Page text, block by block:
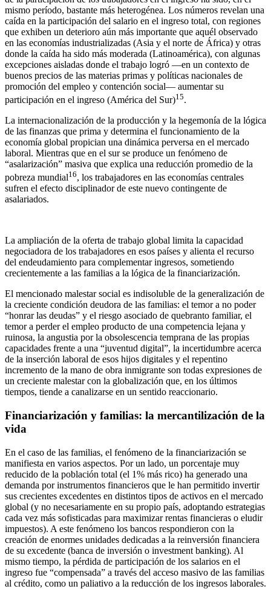
mismo período, bastante más heterogénea. Los números revelan una
caída en la participación del salario en el ingreso total, con regiones
que exhiben un deterioro aún más importante que aquél observado
en las economías industrializadas (Asia y el norte de África) y otras
donde la caída ha sido más moderada (Latinoamérica), con algunas
excepciones aisladas donde el trabajo logró —en un contexto de
buenos precios de las materias primas y políticas nacionales de
promoción del empleo y contención social— aumentar su
participación en el ingreso (América del Sur)15.
La internacionalización de la producción y la hegemonía de la lógica
de las finanzas que prima y determina el funcionamiento de la
economía global propician una dinámica perversa en el mercado
laboral. Mientras que en el sur se produce un fenómeno de
“asalarización” masiva que explica una reducción promedio de la
pobreza mundial16, los trabajadores en las economías centrales
sufren el efecto disciplinador de este nuevo contingente de
asalariados.
La ampliación de la oferta de trabajo global limita la capacidad
negociadora de los trabajadores en esos países y alienta el recurso
del endeudamiento para complementar ingresos, sometiendo
crecientemente a las familias a la lógica de la financiarización.
El mencionado malestar social es indisoluble de la generalización de
la creciente condición deudora de las familias: el temor a no poder
“honrar las deudas” y el riesgo asociado de quebranto familiar, el
temor a perder el empleo producto de una competencia lejana y
ruinosa, la angustia por la obsolescencia temprana de las propias
capacidades frente a una “juventud digital”, la incertidumbre acerca
de la inserción laboral de esos hijos digitales y el repentino
incremento de la mano de obra inmigrante son todas expresiones de
un creciente malestar con la globalización que, en los últimos
tiempos, tiende a canalizarse en un sentido reaccionario.
Financiarización y familias: la mercantilización de la
vida
En el caso de las familias, el fenómeno de la financiarización se
manifiesta en varios aspectos. Por un lado, un porcentaje muy
reducido de la población total (el 1% más rico) ha generado una
demanda por instrumentos financieros que le han permitido invertir
sus crecientes excedentes en distintos tipos de activos en el mercado
global (y no necesariamente en su propio país, adoptando estrategias
cada vez más sofisticadas para maximizar rentas financieras o eludir
impuestos). A este fenómeno los bancos respondieron con la
creación de enormes unidades dedicadas a la reinversión financiera
de su excedente (banca de inversión o investment banking). Al
mismo tiempo, la pérdida de participación de los salarios en el
ingreso fue “compensada” a través del acceso masivo de las familias
al crédito, como un paliativo a la reducción de los ingresos laborales.